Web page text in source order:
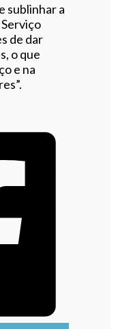
sublinhar a
de dar
o que
e na